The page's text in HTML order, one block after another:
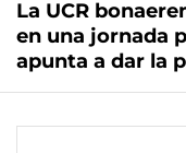
La UCR
en una jornada
apunta a dar la